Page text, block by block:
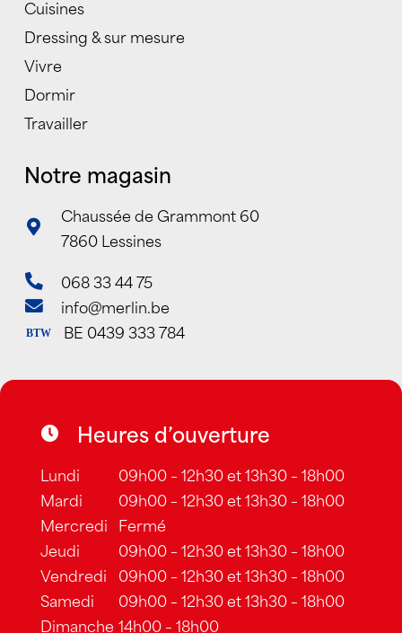
Cuisines
Dressing & sur mesure
Vivre
Dormir
Travailler
Notre magasin
Chaussée de Grammont 60
7860 Lessines
068 33 44 75
info@merlin.be
BTW BE 0439 333 784
Heures d’ouverture
Lundi
09h00 – 12h30 et 13h30 – 18h00
Mardi
09h00 – 12h30 et 13h30 – 18h00
Mercredi Fermé
Jeudi
09h00 – 12h30 et 13h30 – 18h00
Vendredi 09h00 – 12h30 et 13h30 – 18h00
Samedi
09h00 – 12h30 et 13h30 – 18h00
Dimanche 14h00 – 18h00